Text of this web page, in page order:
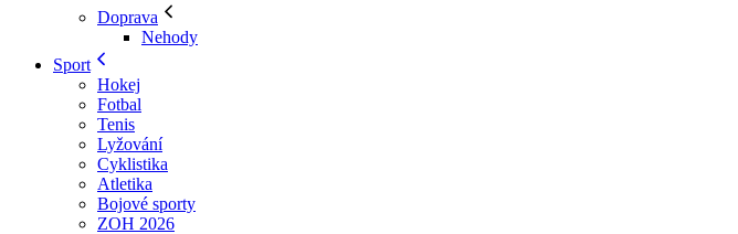
Doprava
Nehody
Sport
Hokej
Fotbal
Tenis
Lyžování
Cyklistika
Atletika
Bojové sporty
ZOH 2026